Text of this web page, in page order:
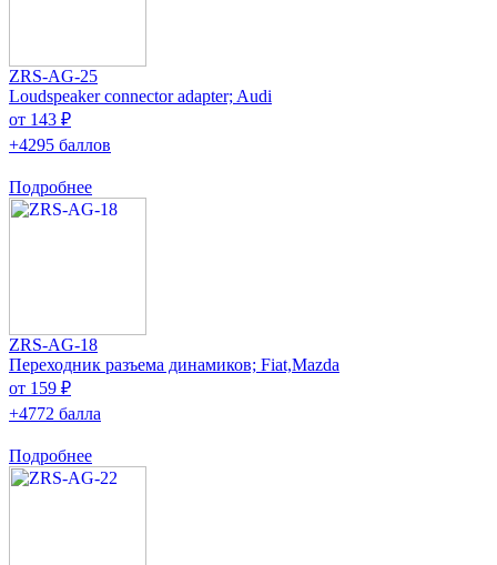
ZRS-AG-25
Loudspeaker connector adapter; Audi
от 143 ₽
+4295 баллов
Подробнее
ZRS-AG-18
Переходник разъема динамиков; Fiat,Mazda
от 159 ₽
+4772 балла
Подробнее